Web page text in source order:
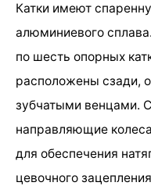
Катки имеют
алюминиевого
по шесть опорных
расположены сзади,
зубчатыми венцами.
направляющие
для обеспечения
цевочного